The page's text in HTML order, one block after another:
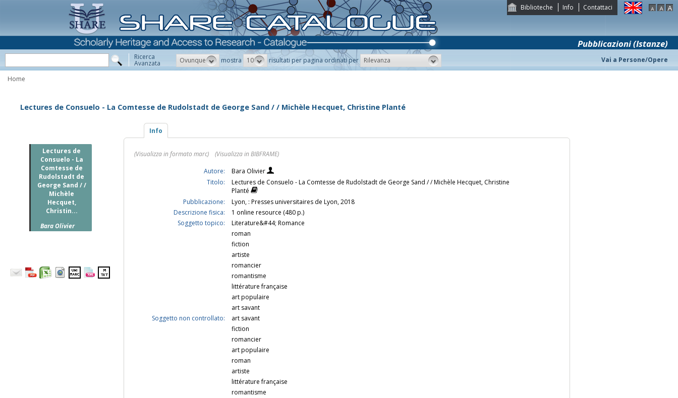
Biblioteche Info Contattaci
Pubblicazioni (Istanze)
Ricerca
Avanzata Ovunque mostra 10 risultati per pagina ordinati per Rilevanza Vai a Persone/Opere
Home
Lectures de Consuelo - La Comtesse de Rudolstadt de George Sand / / Michèle Hecquet, Christine Planté
Lectures de
Consuelo - La
Comtesse de
Rudolstadt de
George Sand / /
Michèle
Hecquet,
Christin...
Bara Olivier
Info
(Visualizza in formato marc)
(Visualizza in BIBFRAME)
Autore:
Bara Olivier
Titolo:
Lectures de Consuelo - La Comtesse de Rudolstadt de George Sand / / Michèle Hecquet, Christine
Planté
Pubblicazione:
Lyon, : Presses universitaires de Lyon, 2018
Descrizione fisica:
1 online resource (480 p.)
Soggetto topico:
Literature&#44; Romance
roman
fiction
artiste
romancier
romantisme
littérature française
art populaire
art savant
Soggetto non controllato:
art savant
fiction
romancier
art populaire
roman
artiste
littérature française
romantisme